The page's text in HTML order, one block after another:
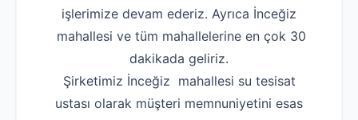
işlerimize devam ederiz. Ayrıca İnceğiz
mahallesi ve tüm mahallelerine en çok 30
dakikada geliriz.
Şirketimiz İnceğiz mahallesi su tesisat
ustası olarak müşteri memnuniyetini esas